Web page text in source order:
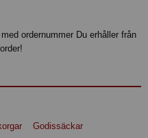
ordernummer Du erhåller från
Godissäckar